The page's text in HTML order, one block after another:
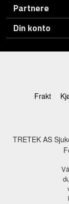
Partnere
Din konto
Frakt
TRETEK AS